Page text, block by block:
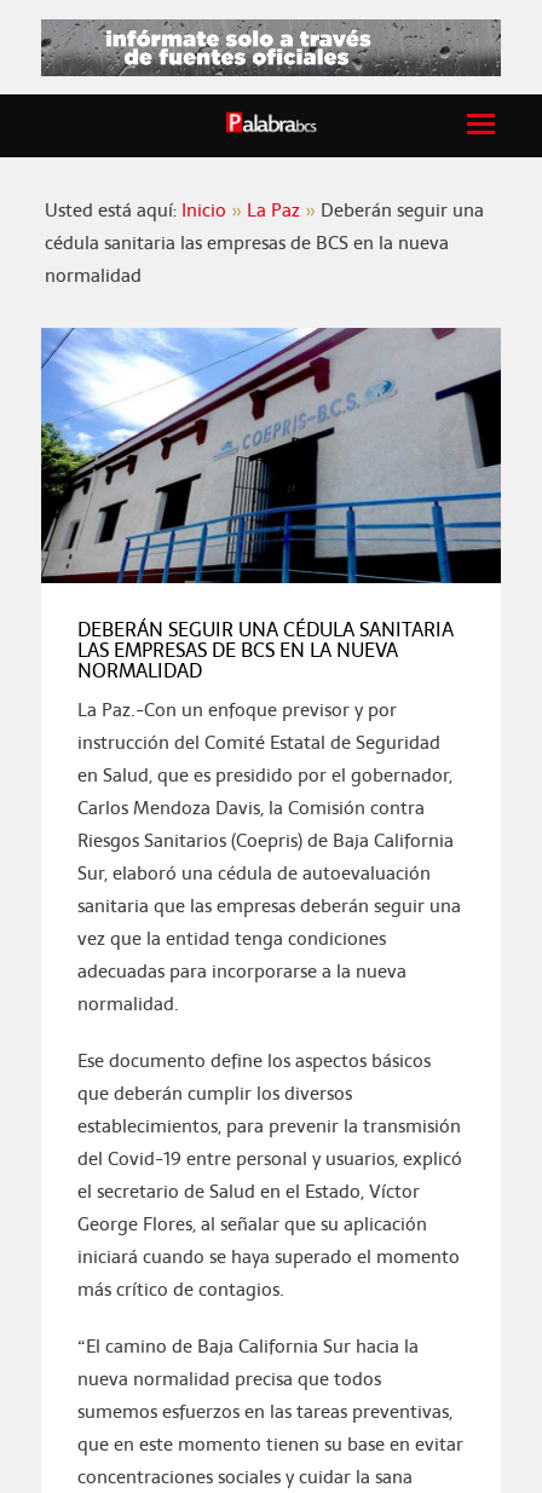
Usted está aquí: Inicio La Paz
Deberán seguir una
cédula sanitaria las empresas de BCS en la nueva
normalidad
DEBERÁN SEGUIR UNA CÉDULA SANITARIA
LAS EMPRESAS DE BCS EN LA NUEVA
NORMALIDAD
La Paz.-Con un enfoque previsor y por
instrucción del Comité Estatal de Seguridad
en Salud, que es presidido por el gobernador,
Carlos Mendoza Davis, la Comisión contra
Riesgos Sanitarios (Coepris) de Baja California
Sur, elaboró una cédula de autoevaluación
sanitaria que las empresas deberán seguir una
vez que la entidad tenga condiciones
adecuadas para incorporarse a la nueva
normalidad.
Ese documento define los aspectos básicos
que deberán cumplir los diversos
establecimientos, para prevenir la transmisión
del Covid-19 entre personal y usuarios, explicó
el secretario de Salud en el Estado, Víctor
George Flores, al señalar que su aplicación
iniciará cuando se haya superado el momento
más crítico de contagios.
“El camino de Baja California Sur hacia la
nueva normalidad precisa que todos
sumemos esfuerzos en las tareas preventivas,
que en este momento tienen su base en evitar
concentraciones sociales y cuidar la sana